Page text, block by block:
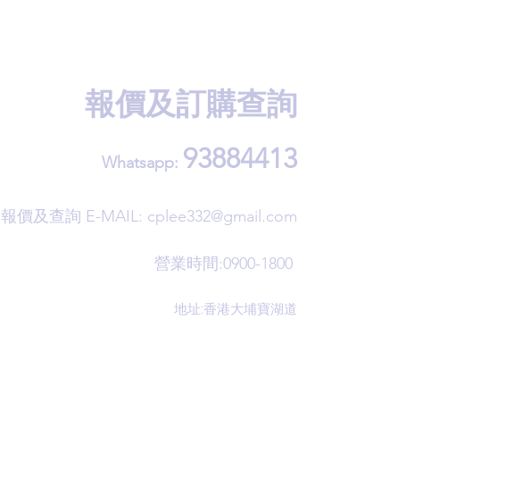
報價及訂購查詢
Whatsapp: 93884413
​報價及查詢 E-MAIL: cplee332@gmail.com
營業時間:0900-1800
地址:香港大埔寶湖道